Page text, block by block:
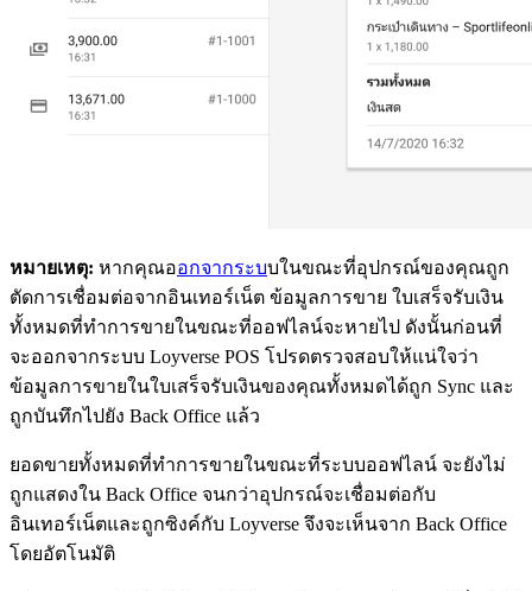
หมายเหตุ: หากคุณออกจากระบบในขณะที่อุปกรณ์ของคุณถูก
ตัดการเชื่อมต่อจากอินเทอร์เน็ต ข้อมูลการขาย ใบเสร็จรับเงิน
ทั้งหมดที่ทำการขายในขณะที่ออฟไลน์จะหายไป ดังนั้นก่อนที่
จะออกจากระบบ Loyverse POS โปรดตรวจสอบให้แน่ใจว่า
ข้อมูลการขายในใบเสร็จรับเงินของคุณทั้งหมดได้ถูก Sync และ
ถูกบันทึกไปยัง Back Office แล้ว
ยอดขายทั้งหมดที่ทำการขายในขณะที่ระบบออฟไลน์ จะยังไม่
ถูกแสดงใน Back Office จนกว่าอุปกรณ์จะเชื่อมต่อกับ
อินเทอร์เน็ตและถูกซิงค์กับ Loyverse จึงจะเห็นจาก Back Office
โดยอัตโนมัติ